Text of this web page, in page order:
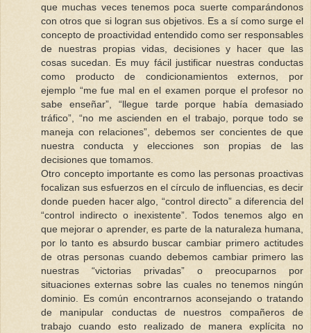
que muchas veces tenemos poca suerte comparándonos
con otros que si logran sus objetivos. Es a sí como surge el
concepto de proactividad entendido como ser responsables
de nuestras propias vidas, decisiones y hacer que las
cosas sucedan. Es muy fácil justificar nuestras conductas
como producto de condicionamientos externos, por
ejemplo “me fue mal en el examen porque el profesor no
sabe enseñar”, “llegue tarde porque había demasiado
tráfico”, “no me ascienden en el trabajo, porque todo se
maneja con relaciones”, debemos ser concientes de que
nuestra conducta y elecciones son propias de las
decisiones que tomamos.
Otro concepto importante es como las personas proactivas
focalizan sus esfuerzos en el círculo de influencias, es decir
donde pueden hacer algo, “control directo” a diferencia del
“control indirecto o inexistente”. Todos tenemos algo en
que mejorar o aprender, es parte de la naturaleza humana,
por lo tanto es absurdo buscar cambiar primero actitudes
de otras personas cuando debemos cambiar primero las
nuestras “victorias privadas” o preocuparnos por
situaciones externas sobre las cuales no tenemos ningún
dominio. Es común encontrarnos aconsejando o tratando
de manipular conductas de nuestros compañeros de
trabajo cuando esto realizado de manera explícita no